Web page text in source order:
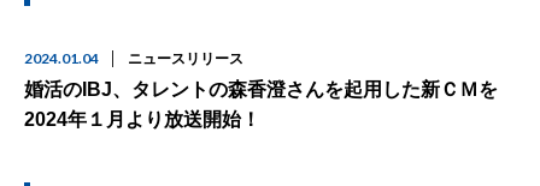
2024.01.04 ニュースリリース
婚活のIBJ、タレントの森香澄さんを起用した新ＣＭを
2024年１月より放送開始！